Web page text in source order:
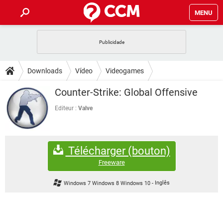
MENU
CELULAR FACEBOOK
OUTLOOK EXCEL
INSTAGRAM
GUIA DE COMPRAS
DICAS
JOGOS WHATSAPP
CELULAR
OUTLOOK
GUIA DE COMPRAS
DOWNLOADS
JOGOS
CELULAR
EXCEL
GMAIL
FÓRUM
FACEBOOK
EXCEL
GMAIL
WHATSAPP
Downloads Vídeo Videogames
Counter-Strike: Global Offensive
Editeur : Valve
Télécharger (bouton)
Freeware
Windows 7 Windows 8 Windows 10 - Inglês